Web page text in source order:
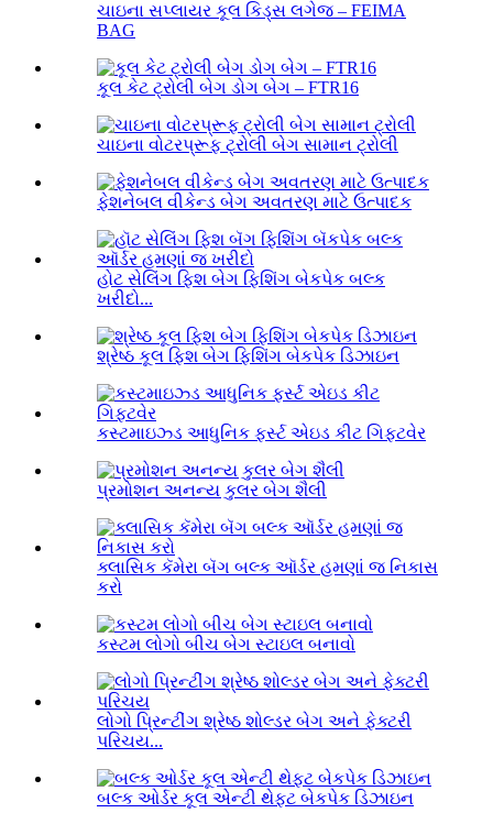
ચાઇના સપ્લાયર કૂલ કિડ્સ લગેજ – FEIMA
BAG
કૂલ કેટ ટ્રોલી બેગ ડોગ બેગ – FTR16
ચાઇના વોટરપ્રૂફ ટ્રોલી બેગ સામાન ટ્રોલી
ફેશનેબલ વીકેન્ડ બેગ અવતરણ માટે ઉત્પાદક
હોટ સેલિંગ ફિશ બેગ ફિશિંગ બેકપેક બલ્ક
ખરીદો...
શ્રેષ્ઠ કૂલ ફિશ બેગ ફિશિંગ બેકપેક ડિઝાઇન
કસ્ટમાઇઝ્ડ આધુનિક ફર્સ્ટ એઇડ કીટ ગિફ્ટવેર
પ્રમોશન અનન્ય કુલર બેગ શૈલી
ક્લાસિક કૅમેરા બૅગ બલ્ક ઑર્ડર હમણાં જ નિકાસ
કરો
કસ્ટમ લોગો બીચ બેગ સ્ટાઇલ બનાવો
લોગો પ્રિન્ટીંગ શ્રેષ્ઠ શોલ્ડર બેગ અને ફેક્ટરી
પરિચય...
બલ્ક ઓર્ડર કૂલ એન્ટી થેફ્ટ બેકપેક ડિઝાઇન